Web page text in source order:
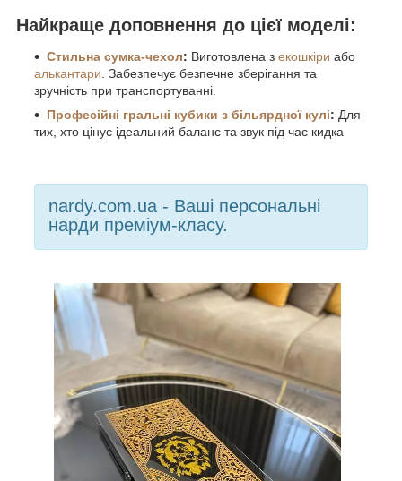
Найкраще доповнення до цієї моделі:
Стильна сумка-чехол: Виготовлена з екошкіри або
алькантари . Забезпечує безпечне зберігання та
зручність при транспортуванні.
Професійні гральні кубики з більярдної кулі: Для
тих, хто цінує ідеальний баланс та звук під час кидка
nardy.com.ua - Ваші персональні
нарди преміум-класу.